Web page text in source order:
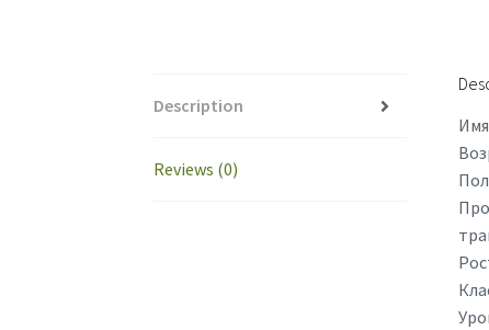
Description
Reviews (0)